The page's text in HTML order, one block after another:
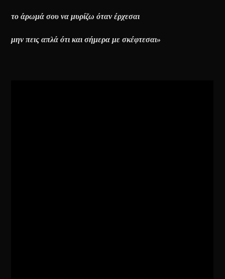
το άρωμά σου να μυρίζω όταν έρχεσαι
μην πεις απλά ότι και σήμερα με σκέφτεσαι»